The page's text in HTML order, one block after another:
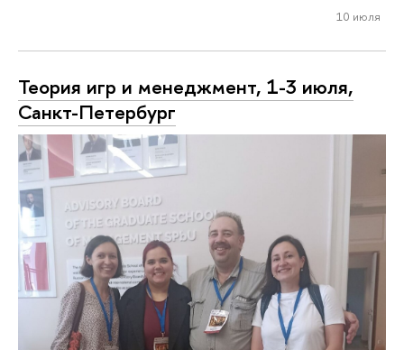
10 июля
Теория игр и менеджмент, 1-3 июля,
Санкт-Петербург